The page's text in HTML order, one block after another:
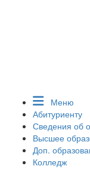
Меню
Абитуриенту
Сведения об
Высшее
Доп.
Колледж